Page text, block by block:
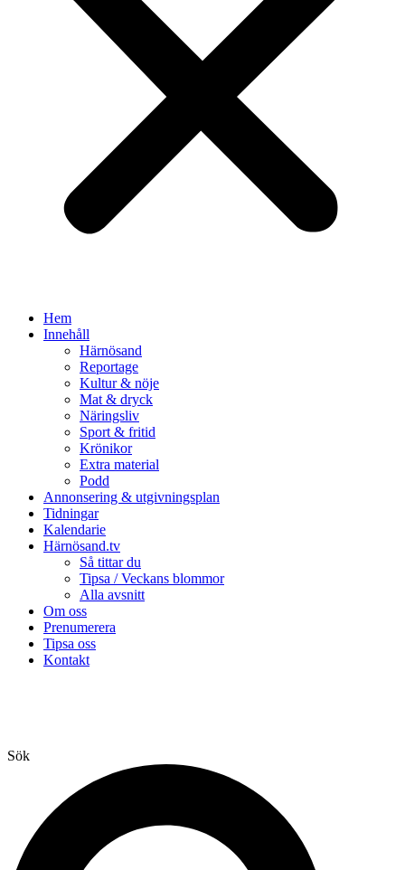
Hem
Innehåll
Härnösand
Reportage
Kultur & nöje
Mat & dryck
Näringsliv
Sport & fritid
Krönikor
Extra material
Podd
Annonsering & utgivningsplan
Tidningar
Kalendarie
Härnösand.tv
Så tittar du
Tipsa / Veckans blommor
Alla avsnitt
Om oss
Prenumerera
Tipsa oss
Kontakt
Sök